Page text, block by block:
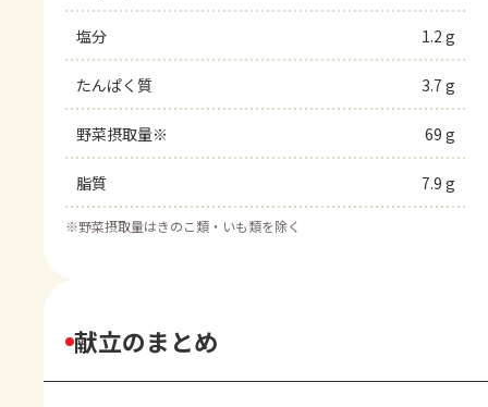
塩分 1.2 g
たんぱく質 3.7 g
野菜摂取量※ 69 g
脂質 7.9 g
※野菜摂取量はきのこ類・いも類を除く
献立のまとめ